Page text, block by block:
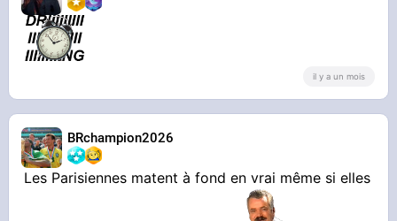
il y a un mois
BRchampion2026
Les Parisiennes matent à fond en vrai même si elles